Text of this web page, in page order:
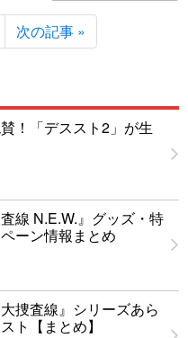
次の記事 »
！「デススト2」が生
査線 N.E.W.』グッズ・特
ーン情報まとめ
捜査線』シリーズあら
ト【まとめ】